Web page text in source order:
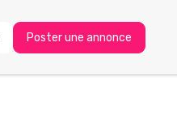
Poster une annonce